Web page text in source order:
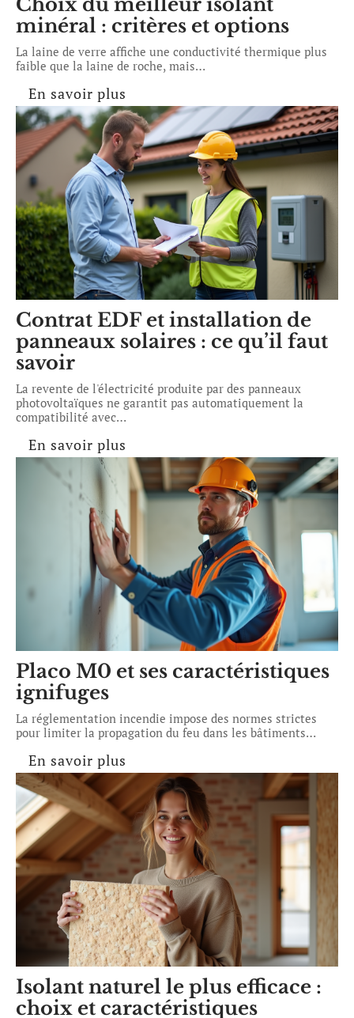
minéral : critères et options
La laine de verre affiche une conductivité thermique plus
faible que la laine de roche, mais…
En savoir plus
Contrat EDF et installation de
panneaux solaires : ce qu’il faut
savoir
La revente de l'électricité produite par des panneaux
photovoltaïques ne garantit pas automatiquement la
compatibilité avec…
En savoir plus
Placo M0 et ses caractéristiques
ignifuges
La réglementation incendie impose des normes strictes
pour limiter la propagation du feu dans les bâtiments…
En savoir plus
Isolant naturel le plus efficace :
choix et caractéristiques